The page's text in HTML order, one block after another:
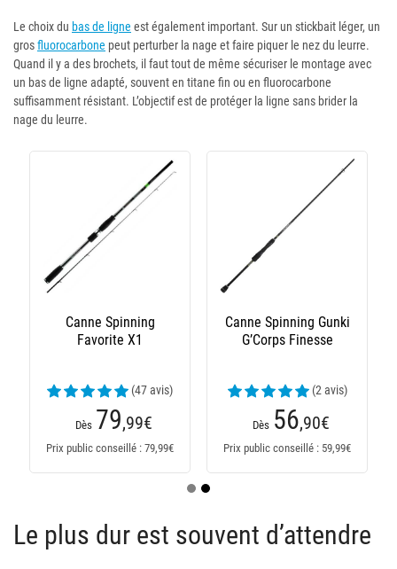
Le choix du bas de ligne est également important. Sur un stickbait léger, un
grosfluorocarbone peut perturber la nage et faire piquer le nez du leurre.
Quand il y a des brochets, il faut tout de même sécuriser le montage avec
un bas de ligne adapté, souvent en titane fin ou en fluorocarbone
suffisamment résistant. L’objectif est de protéger la ligne sans brider la
nage du leurre.
Canne Spinning
Favorite X1
(47 avis)
Dès 79,99€
Prix public conseillé : 79,99€
Canne Spinning Gunki
G’Corps Finesse
(2 avis)
Dès 56,90€
Prix public conseillé : 59,99€
Le plus dur est souvent d’attendre